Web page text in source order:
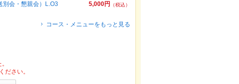
5,000円
（税込）
会・懇親会）L.O3
コース・メニューをもっと見る
ださい。